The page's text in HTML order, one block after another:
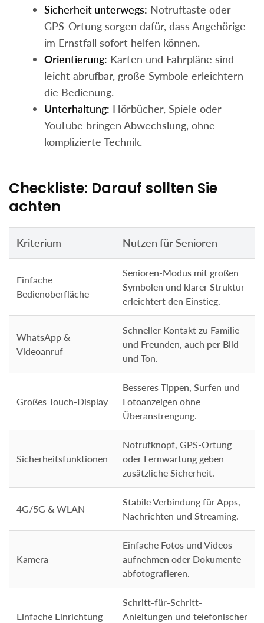
Sicherheit unterwegs: Notruftaste oder
GPS-Ortung sorgen dafür, dass Angehörige
im Ernstfall sofort helfen können.
Orientierung: Karten und Fahrpläne sind
leicht abrufbar, große Symbole erleichtern
die Bedienung.
Unterhaltung: Hörbücher, Spiele oder
YouTube bringen Abwechslung, ohne
komplizierte Technik.
Checkliste: Darauf sollten Sie
achten
Kriterium Nutzen für Senioren
Einfache
Bedienoberfläche
Senioren-Modus mit großen
Symbolen und klarer Struktur
erleichtert den Einstieg.
WhatsApp &
Videoanruf
Schneller Kontakt zu Familie
und Freunden, auch per Bild
und Ton.
Großes Touch-Display
Besseres Tippen, Surfen und
Fotoanzeigen ohne
Überanstrengung.
Sicherheitsfunktionen
Notrufknopf, GPS-Ortung
oder Fernwartung geben
zusätzliche Sicherheit.
4G/5G & WLAN
Stabile Verbindung für Apps,
Nachrichten und Streaming.
Kamera
Einfache Fotos und Videos
aufnehmen oder Dokumente
abfotografieren.
Einfache Einrichtung
Schritt-für-Schritt-
Anleitungen und telefonischer